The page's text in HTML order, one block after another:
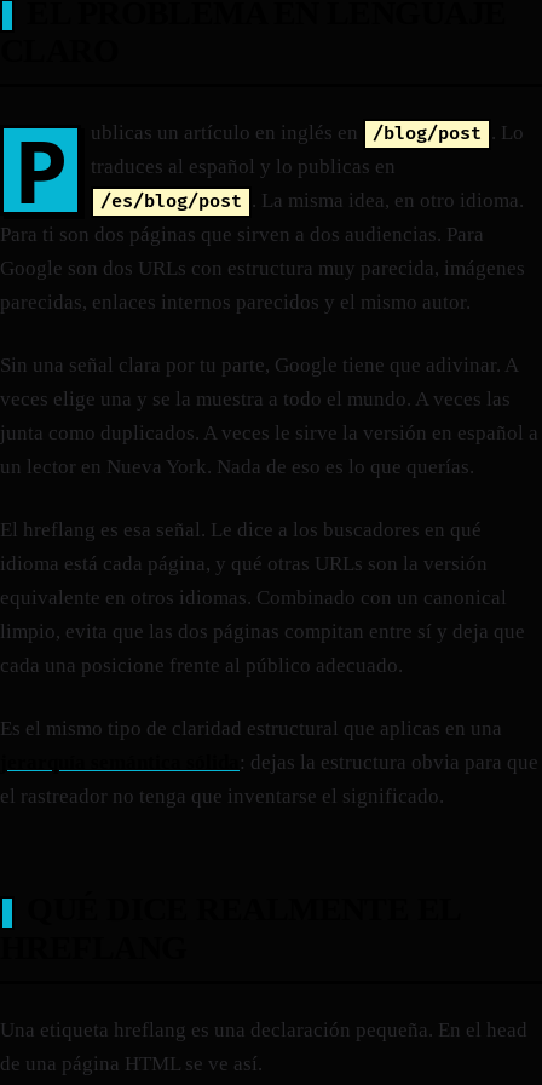
P ublicas un artículo en inglés en /blog/post . Lo
traduces al español y lo publicas en
/es/blog/post . La misma idea, en otro idioma.
Para ti son dos páginas que sirven a dos audiencias. Para
Google son dos URLs con estructura muy parecida, imágenes
parecidas, enlaces internos parecidos y el mismo autor.
Sin una señal clara por tu parte, Google tiene que adivinar. A
veces elige una y se la muestra a todo el mundo. A veces las
junta como duplicados. A veces le sirve la versión en español a
un lector en Nueva York. Nada de eso es lo que querías.
El hreflang es esa señal. Le dice a los buscadores en qué
idioma está cada página, y qué otras URLs son la versión
equivalente en otros idiomas. Combinado con un canonical
limpio, evita que las dos páginas compitan entre sí y deja que
cada una posicione frente al público adecuado.
Es el mismo tipo de claridad estructural que aplicas en una
: dejas la estructura obvia para que
el rastreador no tenga que inventarse el significado.
Una etiqueta hreflang es una declaración pequeña. En el head
de una página HTML se ve así.